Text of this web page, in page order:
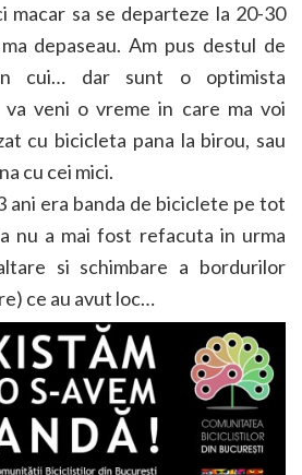
macar sa se departeze la 20-30
depaseau. Am pus destul de
cui… dar sunt o optimista
va veni o vreme in care ma voi
cu bicicleta pana la birou, sau
cu cei mici.
ani era banda de biciclete pe tot
nu a mai fost refacuta in urma
si schimbare a bordurilor
ce au avut loc…